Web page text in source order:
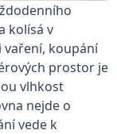
kolísá v
vaření, koupání
prostor je
vlhkost
nejde o
vede k